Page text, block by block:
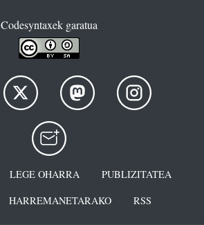
Codesyntaxek garatua
LEGE OHARRA
PUBLIZITATEA
HARREMANETARAKO RSS